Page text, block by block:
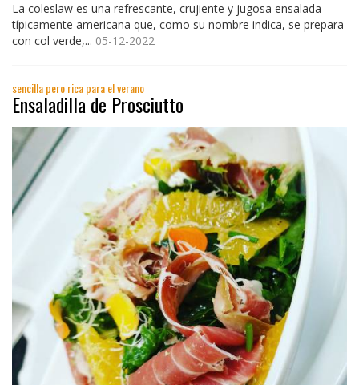
La coleslaw es una refrescante, crujiente y jugosa ensalada
típicamente americana que, como su nombre indica, se prepara
con col verde,... 05-12-2022
sencilla pero rica para el verano
Ensaladilla de Prosciutto